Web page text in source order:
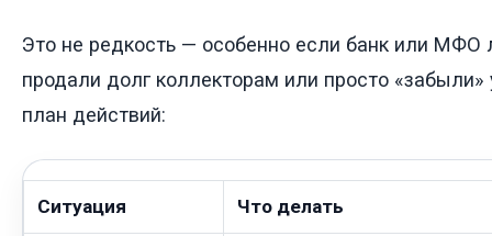
Это не редкость — особенно если банк или МФО
продали долг коллекторам или просто
план действий:
Ситуация Что делать